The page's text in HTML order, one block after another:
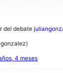
del debate
4 meses